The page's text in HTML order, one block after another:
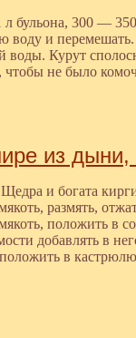
л бульона, 300 —
воду и
воды. Курут
чтобы не было
из
и богата
размять,
положить в
добавлять в
положить в